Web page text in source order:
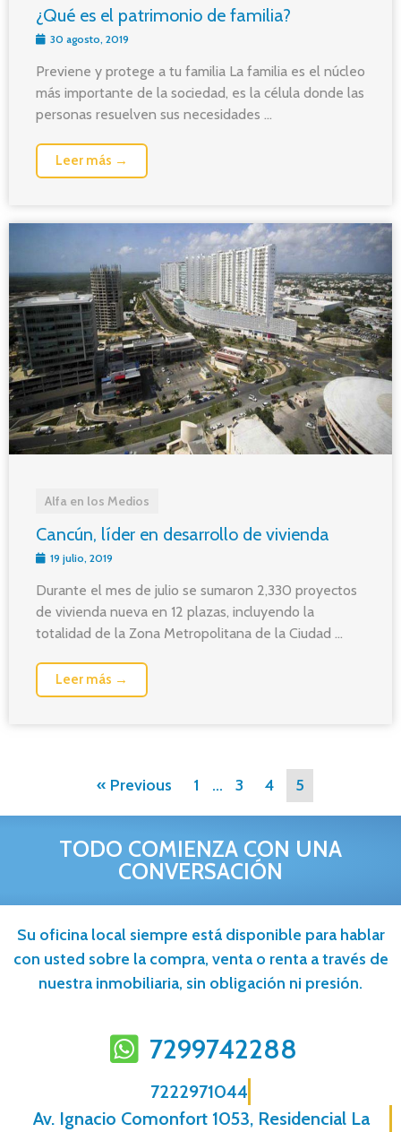
¿Qué es el patrimonio de familia?
30 agosto, 2019
Previene y protege a tu familia La familia es el núcleo
más importante de la sociedad, es la célula donde las
personas resuelven sus necesidades ...
Leer más →
Alfa en los Medios
Cancún, líder en desarrollo de vivienda
19 julio, 2019
Durante el mes de julio se sumaron 2,330 proyectos
de vivienda nueva en 12 plazas, incluyendo la
totalidad de la Zona Metropolitana de la Ciudad ...
Leer más →
« Previous 1 … 3 4 5
TODO COMIENZA CON UNA
CONVERSACIÓN
Su oficina local siempre está disponible para hablar
con usted sobre la compra, venta o renta a través de
nuestra inmobiliaria, sin obligación ni presión.
7299742288
7222971044
Av. Ignacio Comonfort 1053, Residencial La